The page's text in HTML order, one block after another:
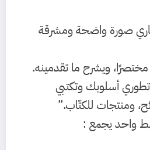
صورة واضحة ومشرقة
مختصرًا، ويشرح ما تقدمينه.
أسلوبك وتكتبي
ومنتجات للكتّاب.”
واحد يجمع :